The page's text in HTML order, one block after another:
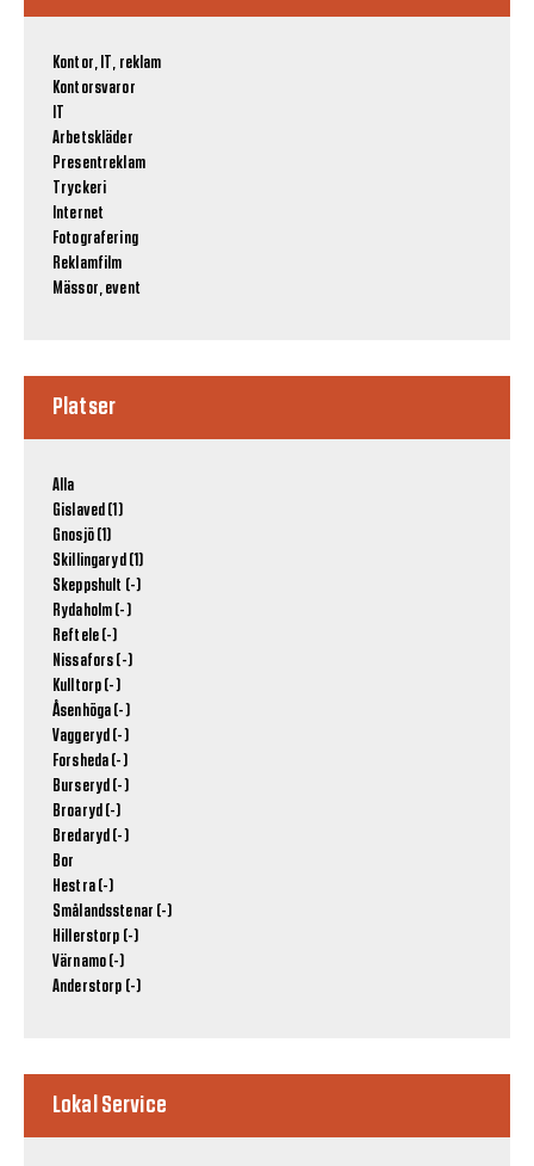
Kontor, IT, reklam
Kontorsvaror
IT
Arbetskläder
Presentreklam
Tryckeri
Internet
Fotografering
Reklamfilm
Mässor, event
Platser
Alla
Gislaved (1)
Gnosjö (1)
Skillingaryd (1)
Skeppshult (-)
Rydaholm (-)
Reftele (-)
Nissafors (-)
Kulltorp (-)
Åsenhöga (-)
Vaggeryd (-)
Forsheda (-)
Burseryd (-)
Broaryd (-)
Bredaryd (-)
Bor
Hestra (-)
Smålandsstenar (-)
Hillerstorp (-)
Värnamo (-)
Anderstorp (-)
Lokal Service